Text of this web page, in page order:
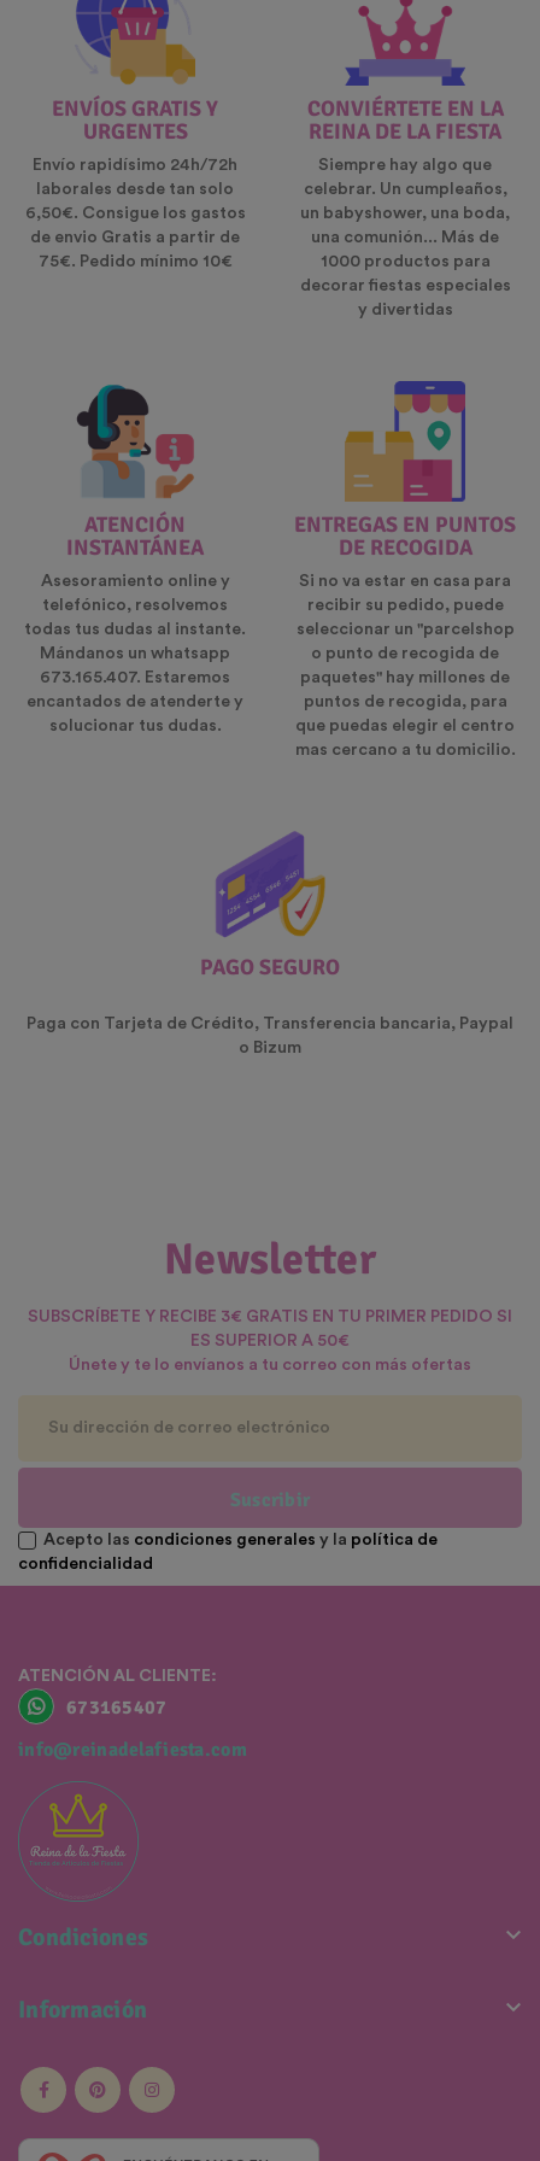
ENVÍOS GRATIS Y
URGENTES
Envío rapidísimo 24h/72h
laborales desde tan solo
6,50€. Consigue los gastos
de envio Gratis a partir de
75€. Pedido mínimo 10€
CONVIÉRTETE EN LA
REINA DE LA FIESTA
Siempre hay algo que
celebrar. Un cumpleaños,
un babyshower, una boda,
una comunión... Más de
1000 productos para
decorar fiestas especiales
y divertidas
ATENCIÓN
INSTANTÁNEA
Asesoramiento online y
telefónico, resolvemos
todas tus dudas al instante.
Mándanos un whatsapp
673.165.407. Estaremos
encantados de atenderte y
solucionar tus dudas.
ENTREGAS EN PUNTOS
DE RECOGIDA
Si no va estar en casa para
recibir su pedido, puede
seleccionar un "parcelshop
o punto de recogida de
paquetes" hay millones de
puntos de recogida, para
que puedas elegir el centro
mas cercano a tu domicilio.
PAGO SEGURO
Paga con Tarjeta de Crédito, Transferencia bancaria, Paypal
o Bizum
Newsletter
SUBSCRÍBETE Y RECIBE 3€ GRATIS EN TU PRIMER PEDIDO SI
ES SUPERIOR A 50€
Únete y te lo envíanos a tu correo con más ofertas
Suscribir
Acepto las condiciones generales y la política de
confidencialidad
ATENCIÓN AL CLIENTE:
673165407
info@reinadelafiesta.com
Condiciones 
Información 